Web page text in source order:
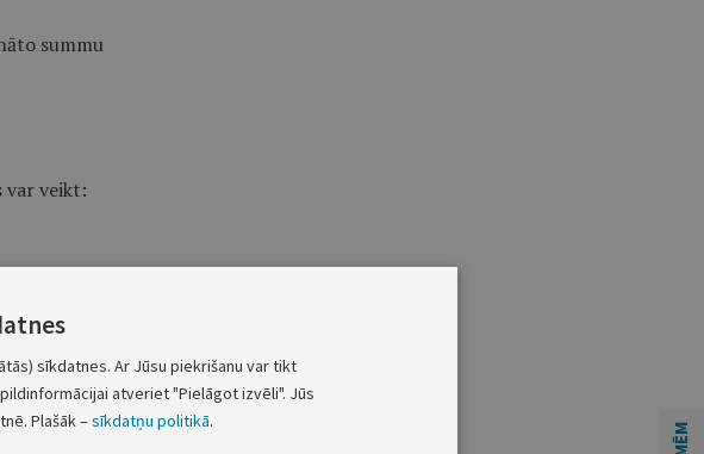
summu
var veikt:
robežu
ar zemes
noteikumu
sīkdatnes. Ar Jūsu piekrišanu var tikt
atveriet "Pielāgot izvēli". Jūs
Plašāk –sīkdatņu politikā.